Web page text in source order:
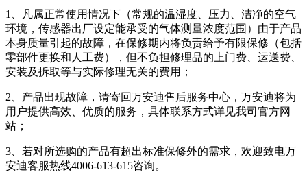
1、凡属正常使用情况下（常规的温湿度、压力、洁净的空气
环境，传感器出厂设定能承受的气体测量浓度范围）由于产品
本身质量引起的故障，在保修期内将负责给予有限保修（包括
零部件更换和人工费），但不负担修理品的上门费、运送费、
安装及拆取等与实际修理无关的费用；
2、产品出现故障，请寄回万安迪售后服务中心，万安迪将为
用户提供高效、优质的服务，具体联系方式详见我司官方网
站；
3、若对所选购的产品有超出标准保修外的需求，欢迎致电万
安迪客服热线4006-613-615咨询。